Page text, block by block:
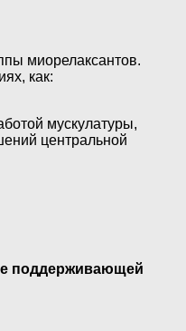
миорелаксантов.
как:
мускулатуры,
центральной
поддерживающей